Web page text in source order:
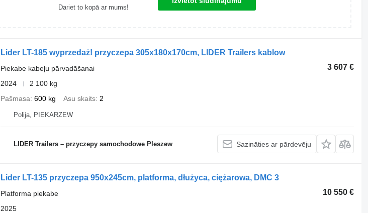
Dariet to kopā ar mums!
Lider LT-185 wyprzedaż! przyczepa 305x180x170cm, LIDER Trailers kablow
3 607 €
Piekabe kabeļu pārvadāšanai
2024
2 100 kg
Pašmasa 600 kg Asu skaits 2
Polija, PIEKARZEW
LIDER Trailers – przyczepy samochodowe Pleszew Sazināties ar pārdevēju
Lider LT-135 przyczepa 950x245cm, platforma, dłużyca, ciężarowa, DMC 3
10 550 €
Platforma piekabe
2025